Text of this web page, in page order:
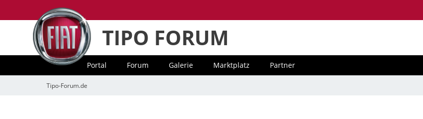
TIPO FORUM
Portal Forum Galerie Marktplatz Partner
Tipo-Forum.de